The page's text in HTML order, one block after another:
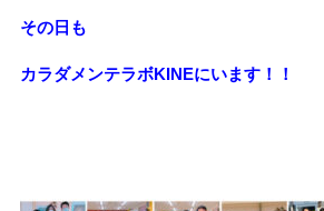
その日も
カラダメンテラボKINEにいます！！